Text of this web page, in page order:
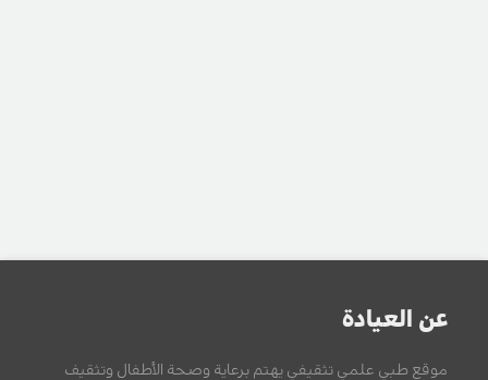
عن العيادة
موقع طبي علمي تثقيفي يهتم برعاية وصحة الأطفال وتثقيف